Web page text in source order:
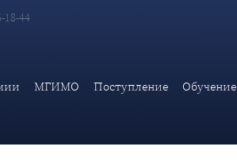
18-44
МГИМО Поступление Обучение
МИД России М.В.Захаровой